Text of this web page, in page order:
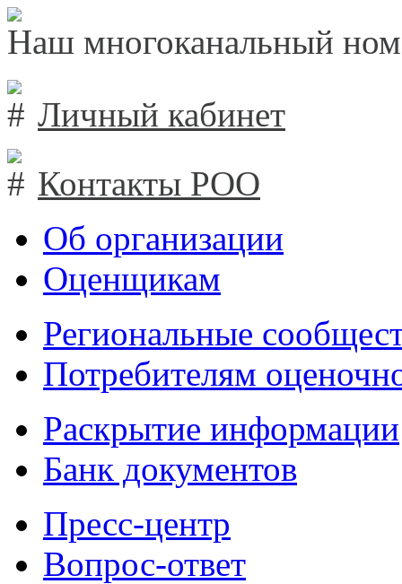
Наш многоканальный
Личный кабинет
Контакты РОО
Об организации
Оценщикам
Региональные
Потребителям
Раскрытие информации
Банк документов
Пресс-центр
Вопрос-ответ